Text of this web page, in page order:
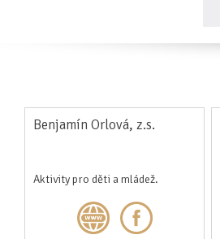
Benjamín Orlová, z.s.
Aktivity pro děti a mládež.